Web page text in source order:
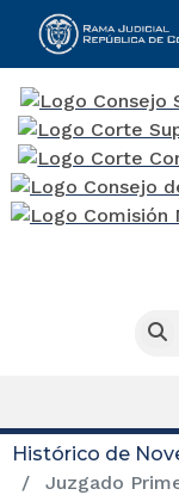
Histórico de
Juzgado